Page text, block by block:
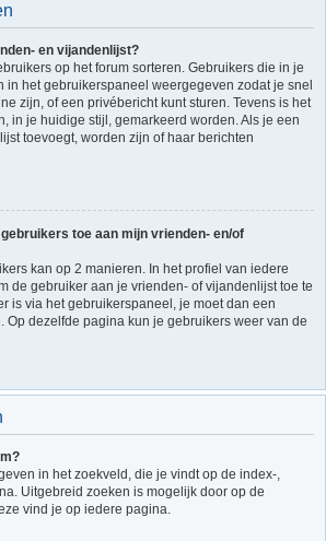
en vijandenlijst?
op het forum sorteren. Gebruikers die in je
in het gebruikerspaneel weergegeven zodat je snel
zijn, of een privébericht kunt sturen. Tevens is het
in je huidige stijl, gemarkeerd worden. Als je een
toevoegt, worden zijn of haar berichten
toe aan mijn vrienden- en/of
kan op 2 manieren. In het profiel van iedere
de gebruiker aan je vrienden- of vijandenlijst toe te
is via het gebruikerspaneel, je moet dan een
Op dezelfde pagina kun je gebruikers weer van de
in het zoekveld, die je vindt op de index-,
Uitgebreid zoeken is mogelijk door op de
vind je op iedere pagina.